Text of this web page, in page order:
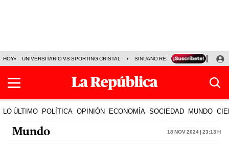
HOY UNIVERSITARIO VS SPORTING CRISTAL SINUANO RESULTADOS HOY
LO ÚLTIMO POLÍTICA OPINIÓN ECONOMÍA SOCIEDAD MUNDO
Mundo 18 Nov 2024 | 23:13 h